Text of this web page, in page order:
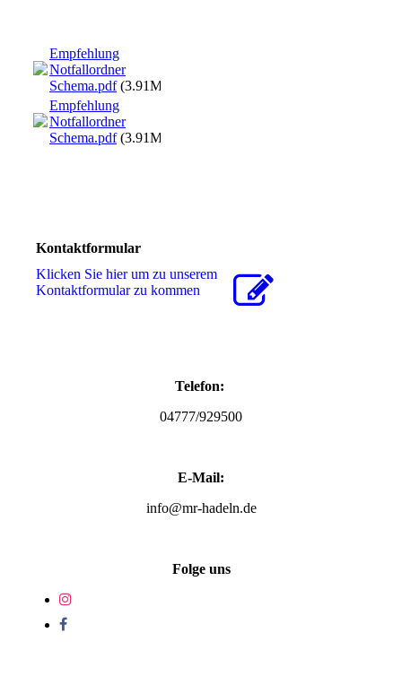
Empfehlung
Notfallordner
Schema.pdf(3.91MB)
Empfehlung
Notfallordner
Schema.pdf(3.91MB)
Kontaktformular
Klicken Sie hier um zu unserem
Kon­takt­for­mu­lar zu kommen
Telefon:
04777/929500
E-Mail:
info@mr-hadeln.de
Folge uns